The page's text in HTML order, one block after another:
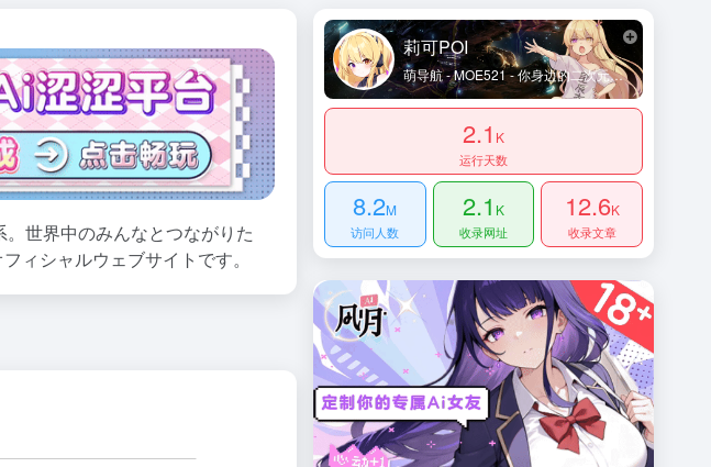
世界中のみんなとつながりた
ィシャルウェブサイトです。
莉可POI
萌导航 - MOE521 - 你身边的二次元导航姬 - 及时收录动漫网站及资讯、宅网站、萌网站、动画、漫画、游戏等内容。让您获得更加简单快捷的二次元体验！
2.1 K
运行天数
8.2M
访问人数
2.1 K
收录网址
12.6K
收录文章